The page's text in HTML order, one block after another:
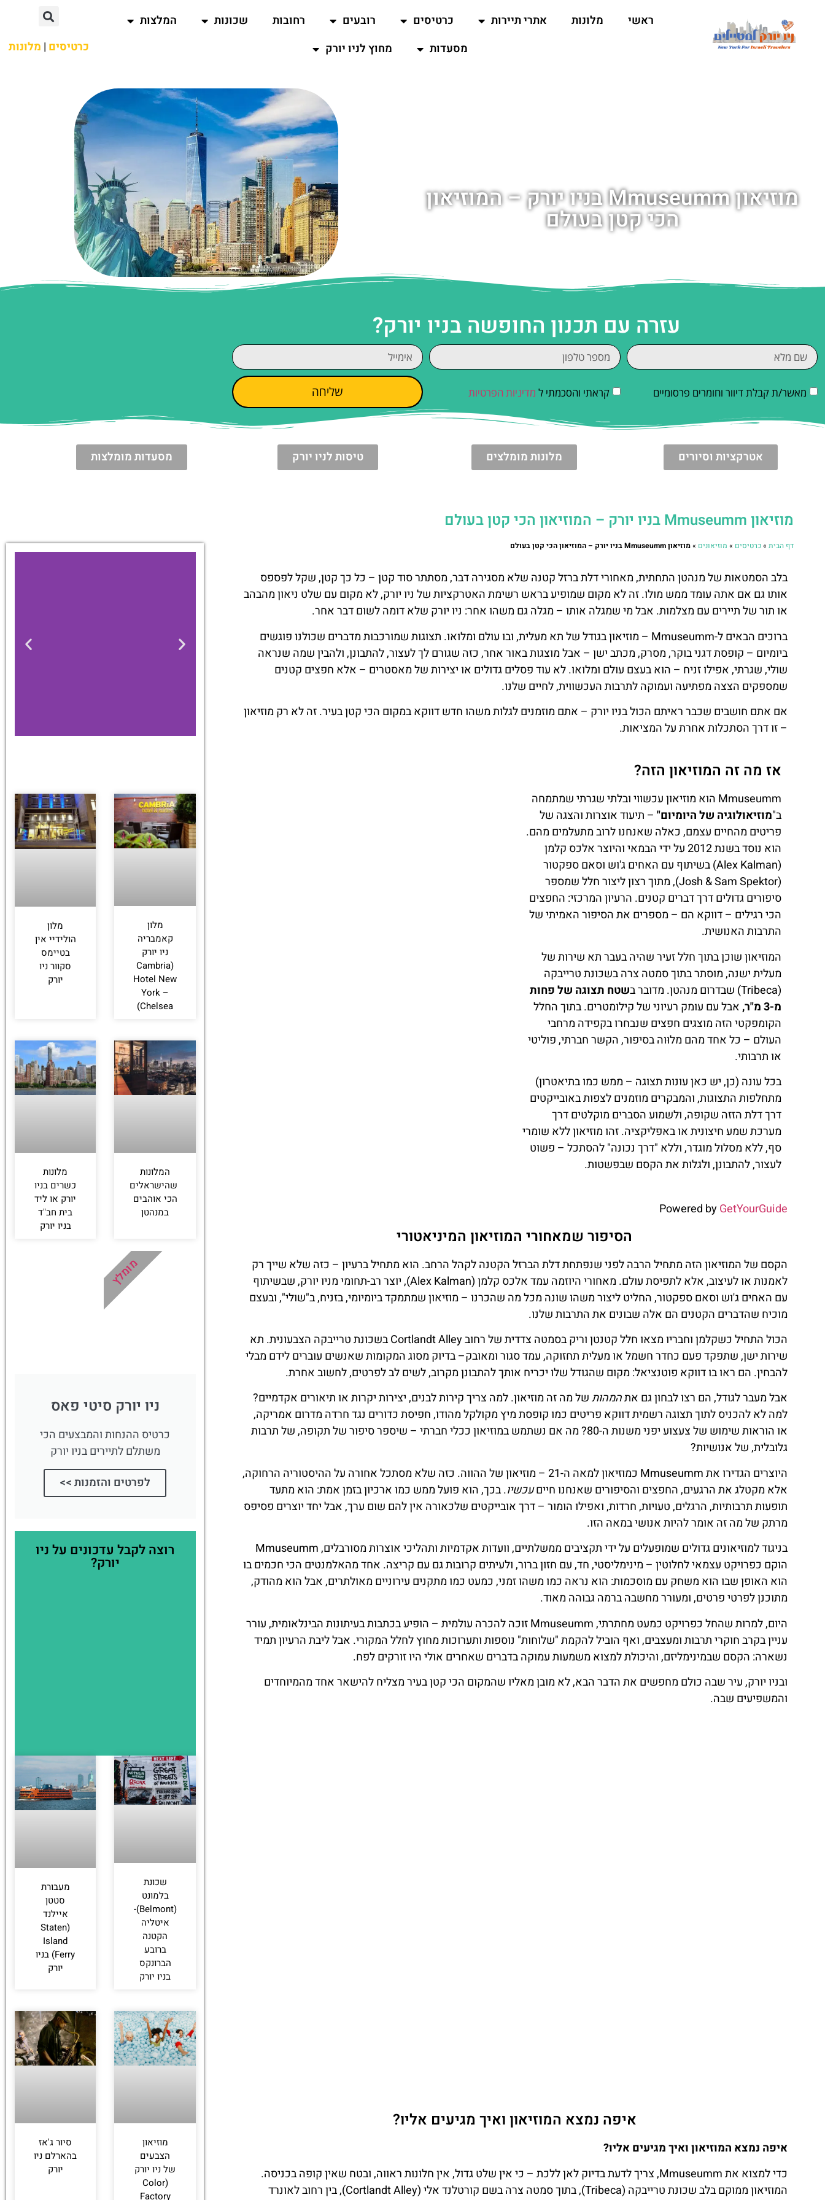
ראשי מלונות אתרי תיירות כרטיסים רובעים רחובות שכונות
המלצות
מסעדות
מחוץ לניו יורק כרטיסים | מלונות
מוזיאון Mmuseumm בניו יורק – המוזיאון
הכי קטן בעולם
עזרה עם תכנון החופשה בניו יורק?
מאשר/ת קבלת דיוור וחומרים פרסומיים קראתי והסכמתי ל מדיניות הפרטיות שליחה
אטרקציות וסיורים מלונות מומלצים טיסות לניו יורק מסעדות מומלצות
מוזיאון Mmuseumm בניו יורק – המוזיאון הכי קטן בעולם
דף הבית»כרטיסים » מוזיאונים »מוזיאון Mmuseumm בניו יורק – המוזיאון הכי קטן בעולם
בלב הסמטאות של מנהטן התחתית, מאחורי דלת ברזל קטנה שלא מסגירה דבר, מסתתר סוד קטן – כל כך קטן, שקל לפספס
אותו גם אם אתה עומד ממש מולו. זה לא מקום שמופיע בראש רשימת האטרקציות של ניו יורק, לא מקום עם שלט ניאון מהבהב
או תור של תיירים עם מצלמות. אבל מי שמגלה אותו – מגלה גם משהו אחר: ניו יורק שלא דומה לשום דבר אחר.
ברוכים הבאים ל-Mmuseumm – מוזיאון בגודל של תא מעלית, ובו עולם ומלואו. תצוגות שמורכבות מדברים שכולנו פוגשים
ביומיום – קופסת דגני בוקר, מסרק, מכתב ישן – אבל מוצגות באור אחר, כזה שגורם לך לעצור, להתבונן, ולהבין שמה שנראה
שולי, שגרתי, אפילו זניח – הוא בעצם עולם ומלואו. לא עוד פסלים גדולים או יצירות של מאסטרים – אלא חפצים קטנים
שמספקים הצצה מפתיעה ועמוקה לתרבות העכשווית, לחיים שלנו.
אם אתם חושבים שכבר ראיתם הכול בניו יורק – אתם מוזמנים לגלות משהו חדש דווקא במקום הכי קטן בעיר. זה לא רק מוזיאון
– זו דרך הסתכלות אחרת על המציאות.
אז מה זה המוזיאון הזה?
Mmuseumm הוא מוזיאון עכשווי ובלתי שגרתי שמתמחה
ב"מוזיאולוגיה של היומיום"– תיעוד אוצרות והצגה של
פריטים מהחיים עצמם, כאלה שאנחנו לרוב מתעלמים מהם.
הוא נוסד בשנת 2012 על ידי הבמאי והיוצר אלכס קלמן
(Alex Kalman) בשיתוף עם האחים ג'וש וסאם ספקטור
(Josh & Sam Spektor), מתוך רצון ליצור חלל שמספר
סיפורים גדולים דרך דברים קטנים. הרעיון המרכזי: החפצים
הכי רגילים – דווקא הם – מספרים את הסיפור האמיתי של
התרבות האנושית.
המוזיאון שוכן בתוך חלל זעיר שהיה בעבר תא שירות של
מעלית ישנה, מוסתר בתוך סמטה צרה בשכונת טרייבקה
(Tribeca) שבדרום מנהטן. מדובר ב
שטח תצוגה של פחות
מ-3 מ"ר,
אבל עם עומק רעיוני של קילומטרים. בתוך החלל
הקומפקטי הזה מוצגים חפצים שנבחרו בקפידה מרחבי
העולם – כל אחד מהם מלוּוה בסיפור, הקשר חברתי, פוליטי
או תרבותי.
בכל עונה (כן, יש כאן עונות תצוגה – ממש כמו בתיאטרון)
מתחלפות התצוגות, והמבקרים מוזמנים לצפות באובייקטים
דרך דלת הזזה שקופה, ולשמוע הסברים מוקלטים דרך
מערכת שמע חיצונית או באפליקציה. זהו מוזיאון ללא שומרי
סף, ללא מסלול מוגדר, וללא "דרך נכונה" להסתכל – פשוט
לעצור, להתבונן, ולגלות את הקסם שבפשטות.
Powered byGetYourGuide
הסיפור שמאחורי המוזיאון המיניאטורי
הקסם של המוזיאון הזה מתחיל הרבה לפני שנפתחת דלת הברזל הקטנה לקהל הרחב. הוא מתחיל ברעיון – כזה שלא שייך רק
לאמנות או לעיצוב, אלא לתפיסת עולם. מאחורי היוזמה עמד אלכס קלמן (Alex Kalman), יוצר רב-תחומי מניו יורק, שבשיתוף
עם האחים ג'וש וסאם ספקטור, החליט ליצור משהו שונה מכל מה שהכרנו – מוזיאון שמתמקד ביומיומי, בזניח, ב"שולי", ובעצם
מוכיח שהדברים הקטנים הם אלה שבונים את התרבות שלנו.
הכול התחיל כשקלמן וחבריו מצאו חלל קטנטן וריק בסמטה צדדית של רחוב Cortlandt Alley בשכונת טרייבקה הצבעונית. תא
שירות ישן, שתפקד פעם כחדר חשמל או מעלית תחזוקה, עמד סגור ומאובק– בדיוק מסוג המקומות שאנשים עוברים לידם מבלי
להבחין. הם ראו בו דווקא פוטנציאל: מקום שהגודל שלו יכריח אותך להתבונן מקרוב, לשים לב לפרטים, לחשוב אחרת.
אבל מעבר לגודל, הם רצו לבחון גם אתהמהותשל מה זה מוזיאון. למה צריך קירות לבנים, יצירות יקרות או תיאורים אקדמיים?
למה לא להכניס לתוך תצוגה רשמית דווקא פריטים כמו קופסת מיץ מקולקל מהודו, חפיסת כדורים נגד חרדה מדרום אמריקה,
או הוראות שימוש של צעצוע יפני משנות ה-80? מה אם נשתמש במוזיאון ככלי חברתי – שיספר סיפור של תקופה, של תרבות
גלובלית, של אנושיות?
היוצרים הגדירו את Mmuseumm כמוזיאון למאה ה-21 – מוזיאון של ההווה. כזה שלא מסתכל אחורה על ההיסטוריה הרחוקה,
אלא מקטלג את הרגעים, החפצים והסיפורים שאנחנו חייםעכשיו. בכך, הוא פועל ממש כמו ארכיון בזמן אמת: הוא מתעד
תופעות תרבותיות, הרגלים, טעויות, חרדות, ואפילו הומור – דרך אובייקטים שלכאורה אין להם שום ערך, אבל יחד יוצרים פסיפס
מרתק של מה זה אומר להיות אנושי במאה הזו.
בניגוד למוזיאונים גדולים שמופעלים על ידי תקציבים ממשלתיים, וועדות אקדמיות ותהליכי אוצרות מסורבלים, Mmuseumm
הוקם כפרויקט עצמאי לחלוטין – מינימליסטי, חד, עם חזון ברור, ולעיתים קרובות גם עם קריצה. אחד מהאלמנטים הכי חכמים בו
הוא האופן שבו הוא משחק עם מוסכמות: הוא נראה כמו משהו זמני, כמעט כמו מתקנים עירוניים מאולתרים, אבל הוא מהודק,
מתוכנן לפרטי פרטים, ומעורר מחשבה ברמה גבוהה מאוד.
היום, למרות שהחל כפרויקט כמעט מחתרתי, Mmuseumm זוכה להכרה עולמית – הופיע בכתבות בעיתונות הבינלאומית, עורר
עניין בקרב חוקרי תרבות ומעצבים, ואף הוביל להקמת "שלוחות" נוספות ותערוכות מחוץ לחלל המקורי. אבל ליבת הרעיון תמיד
נשארה: הקסם שבמינימליזם, והיכולת למצוא משמעות עמוקה בדברים שאחרים אולי היו זורקים לפח.
ובניו יורק, עיר שבה כולם מחפשים את הדבר הבא, לא מובן מאליו שהמקום הכי קטן בעיר מצליח להישאר אחד מהמיוחדים
והמשפיעים שבה.
איפה נמצא המוזיאון ואיך מגיעים אליו?
איפה נמצא המוזיאון ואיך מגיעים אליו?
כדי למצוא את Mmuseumm, צריך לדעת בדיוק לאן ללכת – כי אין שלט גדול, אין חלונות ראווה, ובטח שאין קופה בכניסה.
המוזיאון ממוקם בלב שכונת טרייבקה (Tribeca), בתוך סמטה צרה בשם קורטלנד אלי (Cortlandt Alley), בין רחוב לאונרד
מציאת מלון
מומלץ?
לחצו
מלון
קאמבריה
ניו יורק
(Cambria
Hotel New
York –
Chelsea)
מלון
הולידיי אין
בטיימס
סקוור ניו
יורק
המלונות
שהישראלים
הכי אוהבים
במנהטן
מלונות
כשרים בניו
יורק או ליד
בית חב"ד
בניו יורק
ניו יורק סיטי פאס
כרטיס ההנחות והמבצעים הכי
משתלם לתיירים בניו יורק
לפרטים והזמנות >>
מומלץ
רוצה לקבל עדכונים על ניו
יורק?
שכונת
בלמונט
(Belmont)-
איטליה
הקטנה
ברובע
הברונקס
בניו יורק
מעבורת
סטטן
איילנד
(Staten
Island
Ferry) בניו
יורק
מוזיאון
הצבעים
של ניו יורק
(Color
Factory
סיור ג'אז
בהארלם ניו
יורק